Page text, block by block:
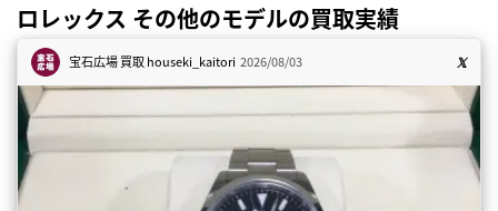
ロレックス その他のモデルの買取実績
宝石広場 買取houseki_kaitori 2026/08/03